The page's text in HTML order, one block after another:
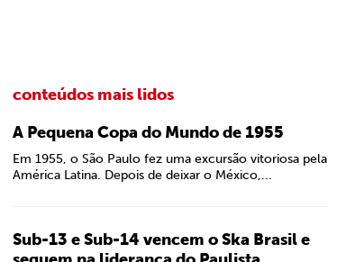
conteúdos mais lidos
A Pequena Copa do Mundo de 1955
Em 1955, o São Paulo fez uma excursão vitoriosa pela
América Latina. Depois de deixar o México,...
Sub-13 e Sub-14 vencem o Ska Brasil e